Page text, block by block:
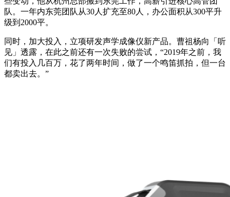
队。一年内东莞团队从30人扩充至80人，办公面积从300平升
级到2000平。
同时，加大投入，立项研发声学成像仪新产品。曹祖杨向「听
见」透露，在此之前还有一次失败的尝试，“2019年之前，我
们有投入几百万，花了两年时间，做了一个鸣笛抓拍，但一台
都卖出去。”